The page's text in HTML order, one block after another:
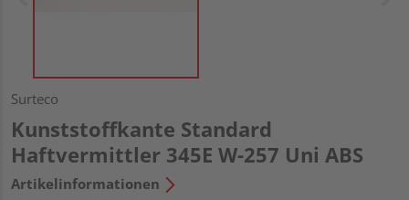
Surteco
Kunststoffkante Standard
Haftvermittler 345E W-257 Uni ABS
Artikelinformationen